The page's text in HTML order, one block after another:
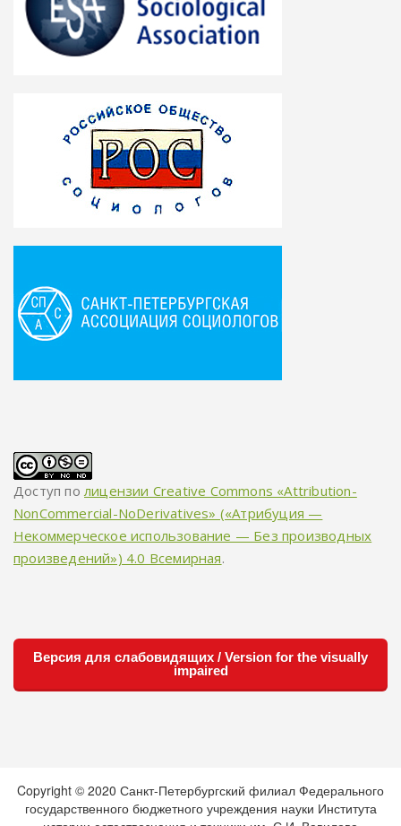
Доступ полицензии Creative Commons «Attribution-
NonCommercial-NoDerivatives» («Атрибуция —
Некоммерческое использование — Без производных
произведений») 4.0 Всемирная.
Версия для слабовидящих / Version for the visually
impaired
Copyright © 2020 Санкт-Петербургский филиал Федерального
государственного бюджетного учреждения науки Института